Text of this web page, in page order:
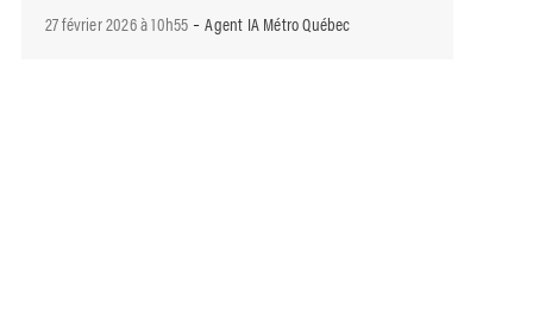
27 février 2026 à 10h55 -Agent IA Métro Québec